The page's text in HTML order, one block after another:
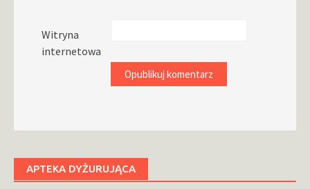
Witryna
internetowa
APTEKA DYŻURUJĄCA